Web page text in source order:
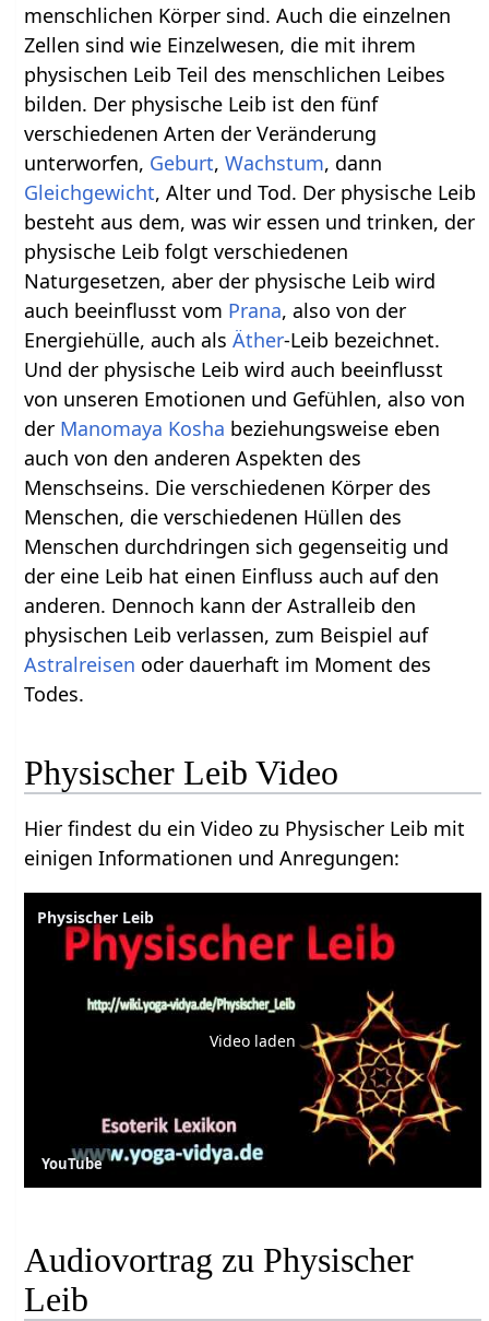
menschlichen Körper sind. Auch die einzelnen
Zellen sind wie Einzelwesen, die mit ihrem
physischen Leib Teil des menschlichen Leibes
bilden. Der physische Leib ist den fünf
verschiedenen Arten der Veränderung
unterworfen, Geburt,Wachstum, dann
Gleichgewicht, Alter und Tod. Der physische Leib
besteht aus dem, was wir essen und trinken, der
physische Leib folgt verschiedenen
Naturgesetzen, aber der physische Leib wird
auch beeinflusst vom Prana, also von der
Energiehülle, auch alsÄther-Leib bezeichnet.
Und der physische Leib wird auch beeinflusst
von unseren Emotionen und Gefühlen, also von
der Manomaya Kosha beziehungsweise eben
auch von den anderen Aspekten des
Menschseins. Die verschiedenen Körper des
Menschen, die verschiedenen Hüllen des
Menschen durchdringen sich gegenseitig und
der eine Leib hat einen Einfluss auch auf den
anderen. Dennoch kann der Astralleib den
physischen Leib verlassen, zum Beispiel auf
Astralreisen oder dauerhaft im Moment des
Todes.
Physischer Leib Video
Hier findest du ein Video zu Physischer Leib mit
einigen Informationen und Anregungen:
Physischer Leib
Video laden
YouTube
Audiovortrag zu Physischer
Leib